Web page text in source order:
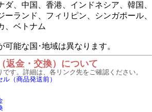
ダ、中国、香港、インドネシア、韓国、
ーランド、フィリピン、シンガポール、
、ベトナム
能な国･地域は異なります。
返金・交換）について
す。詳細は、各リンク先をご確認ください。
（商品発送前）